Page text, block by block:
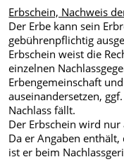
Erbschein, Nachweis
Der Erbe kann sein
gebührenpflichtig
Erbschein weist die
einzelnen
Erbengemeinschaft
auseinandersetzen,
Nachlass fällt.
Der Erbschein wird nur
Da er Angaben
ist er beim